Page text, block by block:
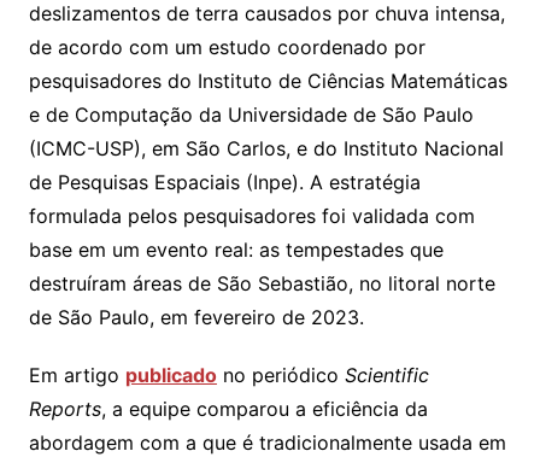
deslizamentos de terra causados por chuva intensa,
de acordo com um estudo coordenado por
pesquisadores do Instituto de Ciências Matemáticas
e de Computação da Universidade de São Paulo
(ICMC-USP), em São Carlos, e do Instituto Nacional
de Pesquisas Espaciais (Inpe). A estratégia
formulada pelos pesquisadores foi validada com
base em um evento real: as tempestades que
destruíram áreas de São Sebastião, no litoral norte
de São Paulo, em fevereiro de 2023.
Em artigo publicadono periódico Scientific
Reports, a equipe comparou a eficiência da
abordagem com a que é tradicionalmente usada em